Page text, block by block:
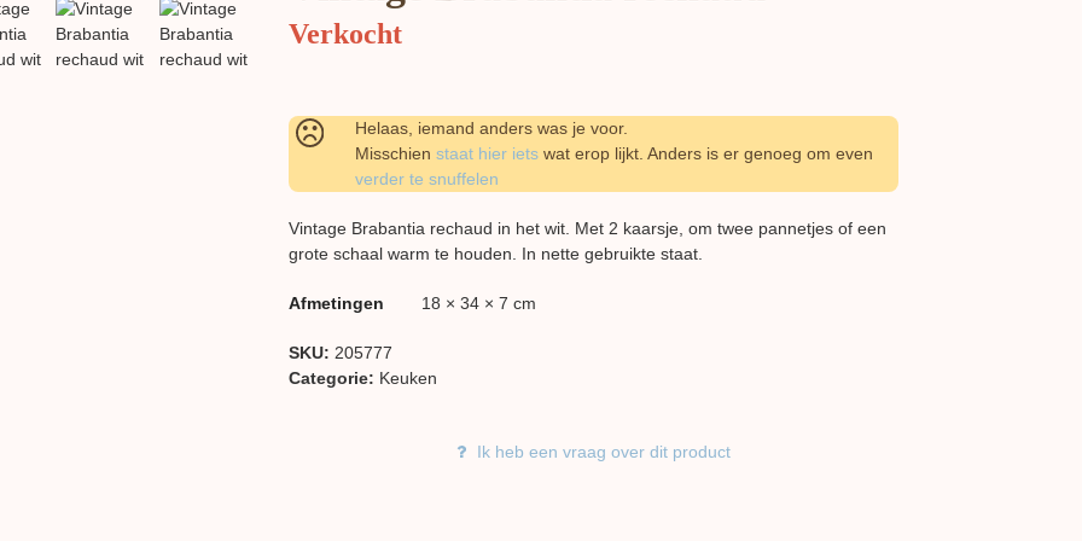
Verkocht
Helaas, iemand anders was je voor.
Misschien staat hier iets wat erop lijkt. Anders is er genoeg om even
verder te snuffelen
Vintage Brabantia rechaud in het wit. Met 2 kaarsje, om twee pannetjes of een
grote schaal warm te houden. In nette gebruikte staat.
Afmetingen 18 × 34 × 7 cm
SKU: 205777
Categorie: Keuken
Ik heb een vraag over dit product